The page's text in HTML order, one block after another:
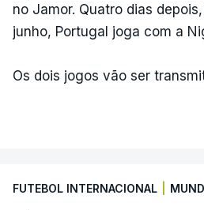
no Jamor. Quatro dias
junho, Portugal joga com a
Os dois jogos vão ser
FUTEBOL INTERNACIONAL